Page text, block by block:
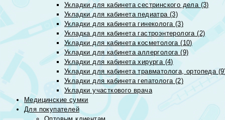
Укладки для кабинета сестринского дела (3)
Укладки для кабинета педиатра (3)
Укладки для кабинета гинеколога (3)
Укладка для кабинета гастроэнтеролога (2)
Укладки для кабинета косметолога (10)
Укладки для кабинета аллерголога (9)
Укладки для кабинета хирурга (4)
Укладки для кабинета травматолога, ортопеда
Укладки для кабинета гепатолога (2)
Укладки участкового врача
Медицинские сумки
Для покупателей